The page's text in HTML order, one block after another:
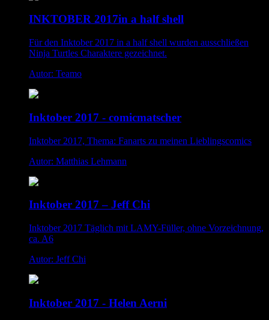
INKTOBER 2017in a half shell
Für den Inktober 2017 in a half shell wurden ausschließen
Ninja Turtles Charaktere gezeichnet.
Autor: Teamo
Inktober 2017 - comicmatscher
Inktober 2017, Thema: Fanarts zu meinen Lieblingscomics
Autor: Matthias Lehmann
Inktober 2017 – Jeff Chi
Inktober 2017 Täglich mit LAMY-Füller, ohne Vorzeichnung,
ca. A6
Autor: Jeff Chi
Inktober 2017 - Helen Aerni